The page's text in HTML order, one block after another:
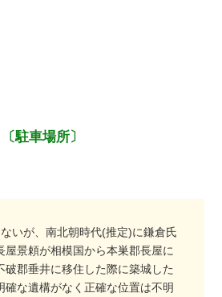
〔駐車場所〕
いが、南北朝時代(推定)に鎌倉氏
屋景頼が相模国から本巣郡長屋に
破郡垂井に移住した際に築城した
確な遺構がなく正確な位置は不明